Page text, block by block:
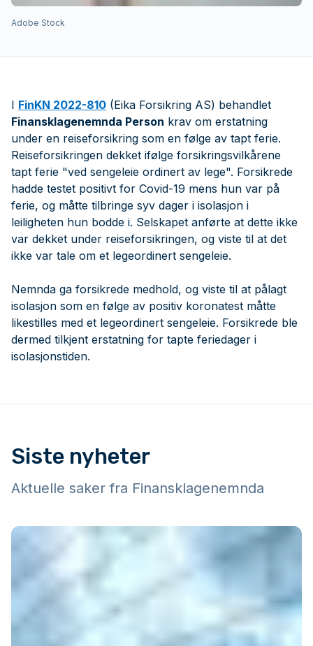
Adobe Stock
I FinKN 2022-810 (Eika Forsikring AS) behandlet
Finansklagenemnda Person krav om erstatning
under en reiseforsikring som en følge av tapt ferie.
Reiseforsikringen dekket ifølge forsikringsvilkårene
tapt ferie "ved sengeleie ordinert av lege". Forsikrede
hadde testet positivt for Covid-19 mens hun var på
ferie, og måtte tilbringe syv dager i isolasjon i
leiligheten hun bodde i. Selskapet anførte at dette ikke
var dekket under reiseforsikringen, og viste til at det
ikke var tale om et legeordinert sengeleie.
Nemnda ga forsikrede medhold, og viste til at pålagt
isolasjon som en følge av positiv koronatest måtte
likestilles med et legeordinert sengeleie. Forsikrede ble
dermed tilkjent erstatning for tapte feriedager i
isolasjonstiden.
Siste nyheter
Aktuelle saker fra Finansklagenemnda